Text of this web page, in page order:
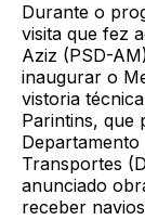
Durante o
visita que fez
Aziz (PSD-
inaugurar o
vistoria
Parintins, que
Transportes
anunciado
receber